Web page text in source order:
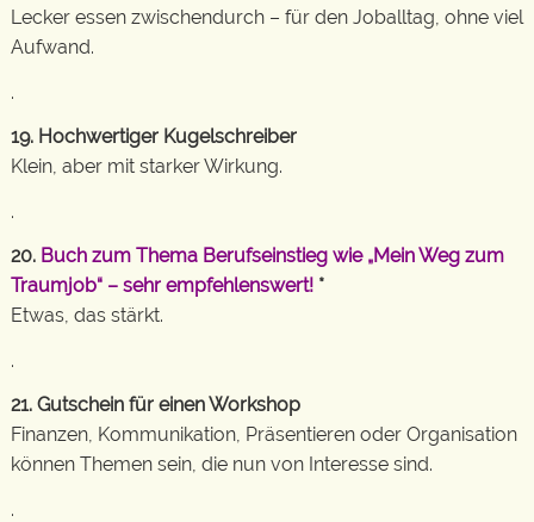
Lecker essen zwischendurch – für den Joballtag, ohne viel
Aufwand.
.
19. Hochwertiger Kugelschreiber
Klein, aber mit starker Wirkung.
.
20. Buch zum Thema Berufseinstieg wie „Mein Weg zum
Traumjob“ – sehr empfehlenswert! *
Etwas, das stärkt.
.
21. Gutschein für einen Workshop
Finanzen, Kommunikation, Präsentieren oder Organisation
können Themen sein, die nun von Interesse sind.
.